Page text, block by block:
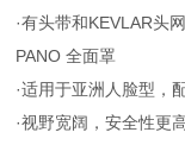
·有头带和KEVLAR头
PANO 全面罩
·适用于亚洲人脸型，
·视野宽阔，安全性更